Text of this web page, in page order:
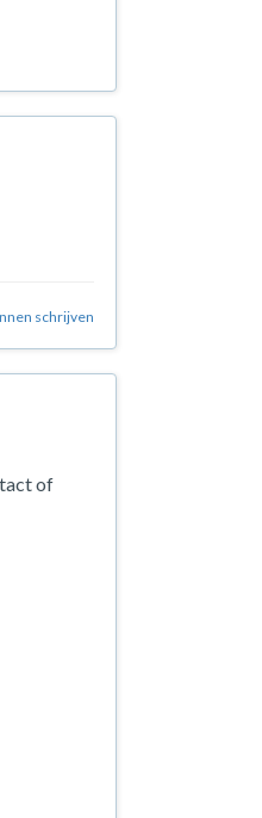
schrijven
of